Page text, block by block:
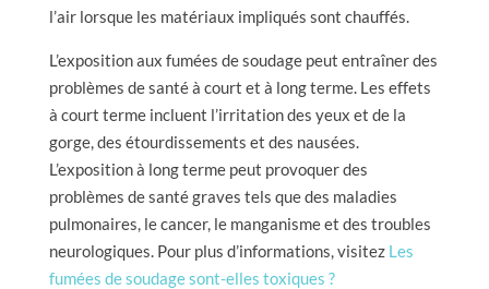
l’air lorsque les matériaux impliqués sont chauffés.
L’exposition aux fumées de soudage peut entraîner des
problèmes de santé à court et à long terme. Les effets
à court terme incluent l’irritation des yeux et de la
gorge, des étourdissements et des nausées.
L’exposition à long terme peut provoquer des
problèmes de santé graves tels que des maladies
pulmonaires, le cancer, le manganisme et des troubles
neurologiques. Pour plus d’informations, visitez Les
fumées de soudage sont-elles toxiques ?